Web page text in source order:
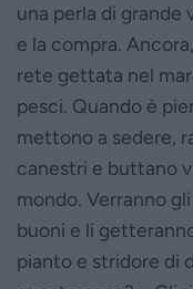
una perla di grande
e la compra.
rete gettata nel
pesci. Quando è
mettono a sedere,
canestri e buttano
mondo. Verranno
buoni e li
pianto e stridore di